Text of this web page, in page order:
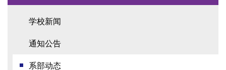
学校新闻
通知公告
系部动态